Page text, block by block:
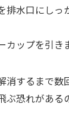
排水口にし
カップを引き
消するまで数
ぶ恐れがある